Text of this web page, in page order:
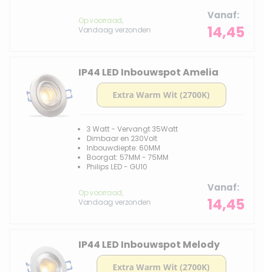
Op voorraad,
Vandaag verzonden
Vanaf
14,45
IP44 LED Inbouwspot Amelia
3 Watt - Vervangt 35Watt
Dimbaar en 230Volt
Inbouwdiepte: 60MM
Boorgat: 57MM - 75MM
Philips LED - GU10
Op voorraad,
Vandaag verzonden
Vanaf
14,45
IP44 LED Inbouwspot Melody